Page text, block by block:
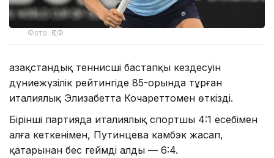
Фото: ҚТФ
Қазақстандық теннисші бастапқы кездесуін
дүниежүзілік рейтингіде 85-орында тұрған
италиялық Элизабетта Кочареттомен өткізді.
Бірінші партияда италиялық спортшы 4:1 есебімен
алға кеткенімен, Путинцева камбэк жасап,
қатарынан бес геймді алды — 6:4.